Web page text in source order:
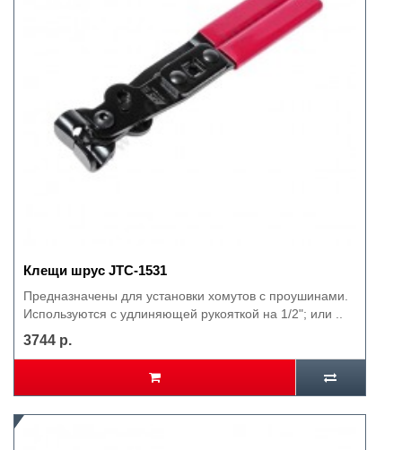
Клещи шрус JTC-1531
Предназначены для установки хомутов с проушинами.
Используются с удлиняющей рукояткой на 1/2"; или ..
3744 р.